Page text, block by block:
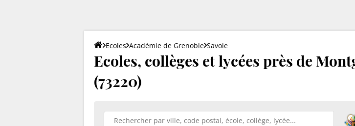
Ecoles Académie de Grenoble Savoie
Ecoles, collèges et lycées près de
(73220)